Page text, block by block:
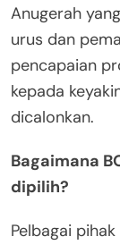
Anugerah
urus dan
pencapaian
kepada
dicalonkan.
Bagaimana
dipilih?
Pelbagai